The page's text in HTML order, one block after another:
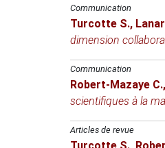
Communication
Turcotte S.,
dimension
Communication
Robert-Mazaye C.,
scientifiques à la
Articles de revue